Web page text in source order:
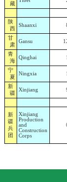
藏
陕
西
Shaanxi
甘
肃
Gansu
青
海
Qinghai 1
宁
夏
Ningxia 1
新
疆
Xinjiang
新
疆
兵
团
Xinjiang
Production
and
Construction
Corps